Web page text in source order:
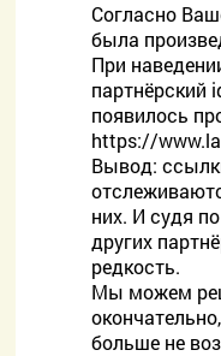
Согласно
была
При
партнёрский
появилось
https://
Вывод:
них. И судя
других
редкость.
Мы можем
больше не